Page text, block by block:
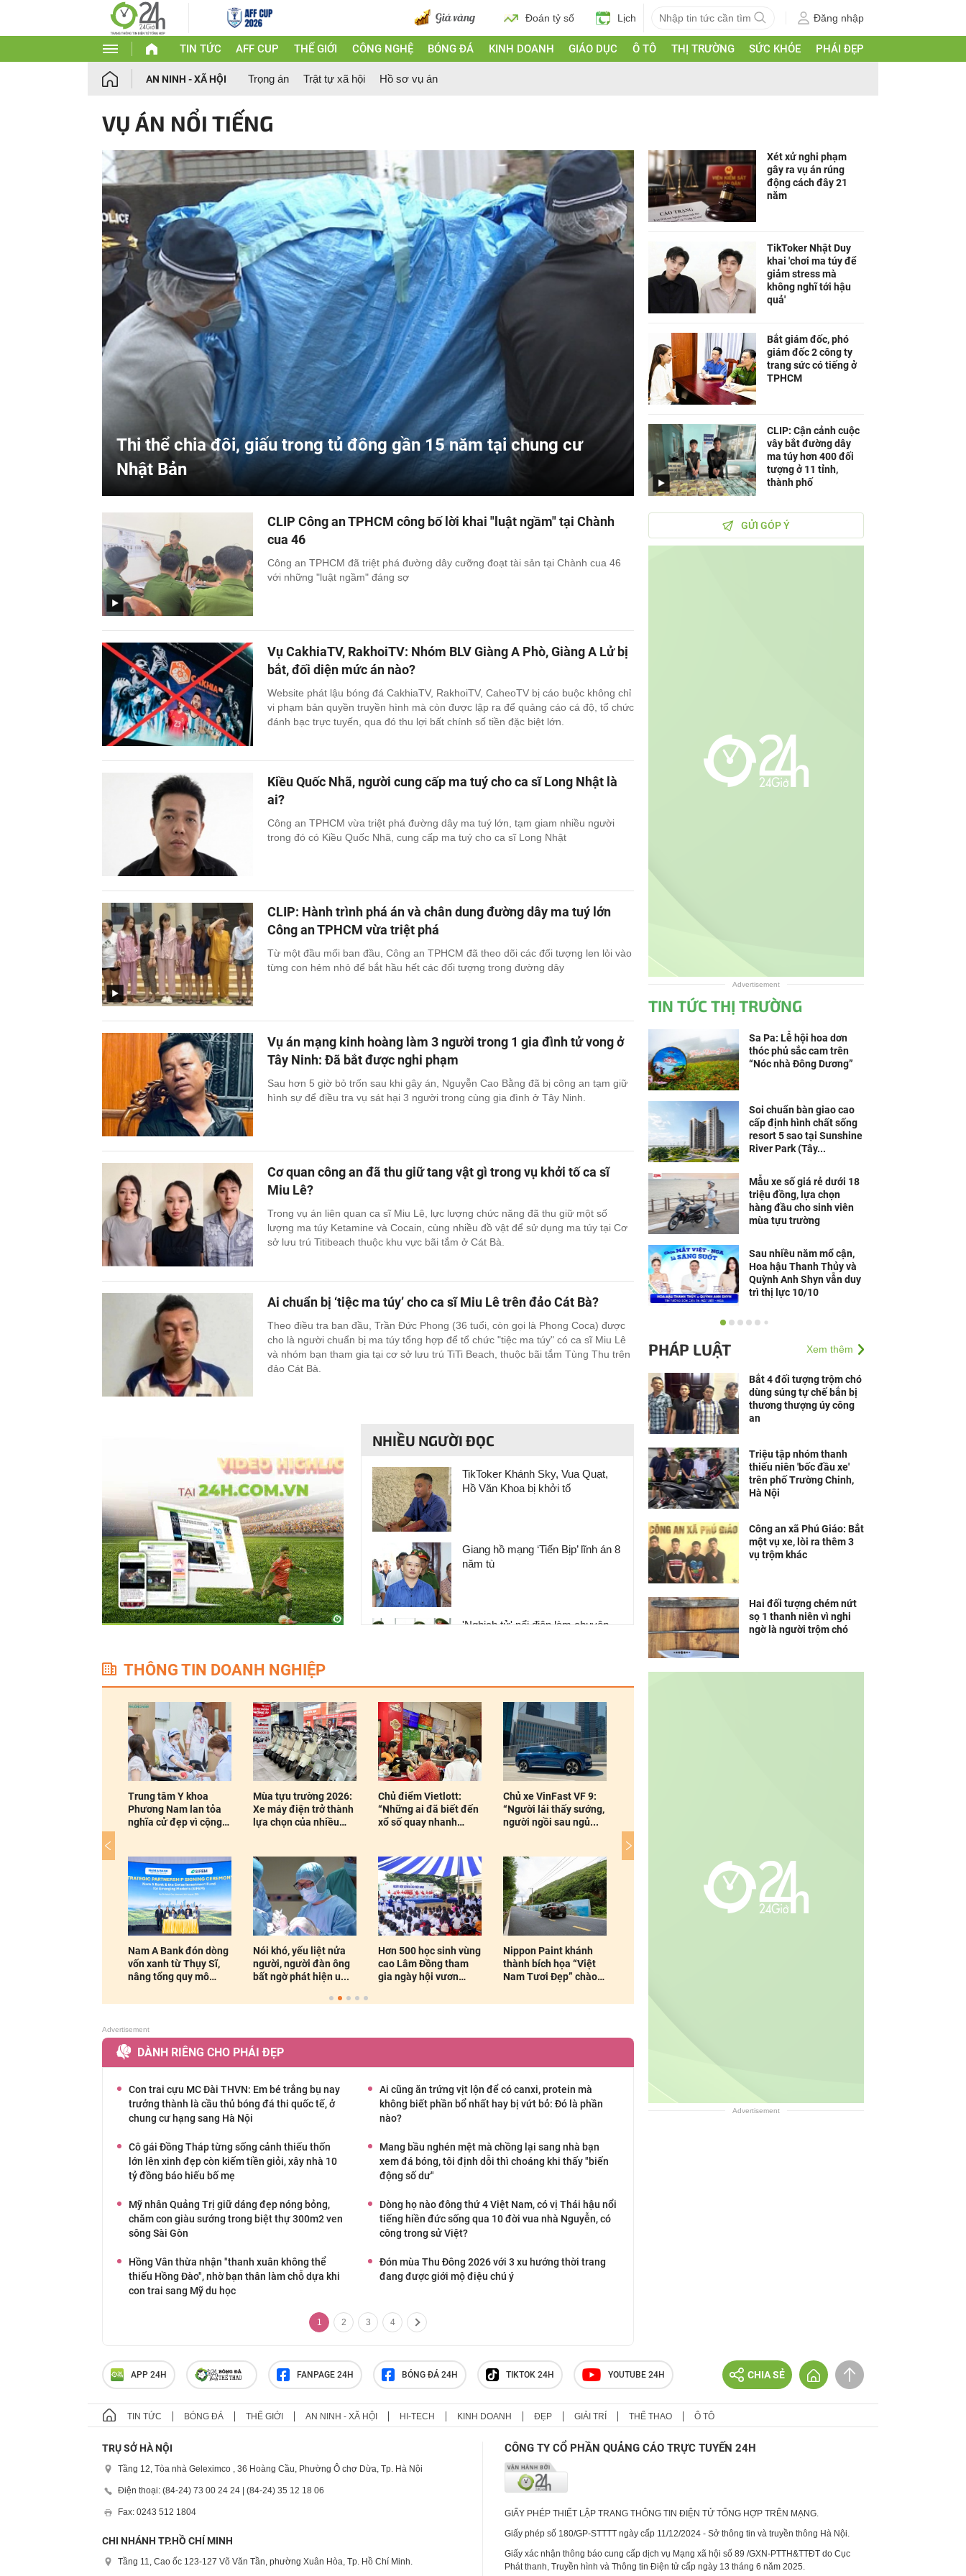
Đoán tỷ số Lịch Đăng nhập
TIN TỨC AFF CUP THẾ GIỚI CÔNG NGHỆ BÓNG ĐÁ KINH DOANH GIÁO DỤC Ô TÔ THỊ TRƯỜNG SỨC KHỎE PHÁI ĐẸP
AN NINH - XÃ HỘI Trọng án Trật tự xã hội Hồ sơ vụ án
VỤ ÁN NỔI TIẾNG
Thi thể chia đôi, giấu trong tủ đông gần 15 năm tại chung cư
Nhật Bản
Xét xử nghi phạm
gây ra vụ án rúng
động cách đây 21
năm
TikToker Nhật Duy
khai 'chơi ma túy để
giảm stress mà
không nghĩ tới hậu
quả'
Bắt giám đốc, phó
giám đốc 2 công ty
trang sức có tiếng ở
TPHCM
CLIP: Cận cảnh cuộc
vây bắt đường dây
ma túy hơn 400 đối
tượng ở 11 tỉnh,
thành phố
CLIP Công an TPHCM công bố lời khai "luật ngầm" tại Chành
cua 46
Công an TPHCM đã triệt phá đường dây cưỡng đoạt tài sản tại Chành cua 46
với những "luật ngầm" đáng sợ
Vụ CakhiaTV, RakhoiTV: Nhóm BLV Giàng A Phò, Giàng A Lử bị
bắt, đối diện mức án nào?
Website phát lậu bóng đá CakhiaTV, RakhoiTV, CaheoTV bị cáo buộc không chỉ
vi phạm bản quyền truyền hình mà còn được lập ra để quảng cáo cá độ, tổ chức
đánh bạc trực tuyến, qua đó thu lợi bất chính số tiền đặc biệt lớn.
Kiều Quốc Nhã, người cung cấp ma tuý cho ca sĩ Long Nhật là
ai?
Công an TPHCM vừa triệt phá đường dây ma tuý lớn, tạm giam nhiều người
trong đó có Kiều Quốc Nhã, cung cấp ma tuý cho ca sĩ Long Nhật
CLIP: Hành trình phá án và chân dung đường dây ma tuý lớn
Công an TPHCM vừa triệt phá
Từ một đầu mối ban đầu, Công an TPHCM đã theo dõi các đối tượng len lỏi vào
từng con hẻm nhỏ để bắt hầu hết các đối tượng trong đường dây
Vụ án mạng kinh hoàng làm 3 người trong 1 gia đình tử vong ở
Tây Ninh: Đã bắt được nghi phạm
Sau hơn 5 giờ bỏ trốn sau khi gây án, Nguyễn Cao Bằng đã bị công an tạm giữ
hình sự để điều tra vụ sát hại 3 người trong cùng gia đình ở Tây Ninh.
Cơ quan công an đã thu giữ tang vật gì trong vụ khởi tố ca sĩ
Miu Lê?
Trong vụ án liên quan ca sĩ Miu Lê, lực lượng chức năng đã thu giữ một số
lượng ma túy Ketamine và Cocain, cùng nhiều đồ vật để sử dụng ma túy tại Cơ
sở lưu trú Titibeach thuộc khu vực bãi tắm ở Cát Bà.
Ai chuẩn bị ‘tiệc ma túy’ cho ca sĩ Miu Lê trên đảo Cát Bà?
Theo điều tra ban đầu, Trần Đức Phong (36 tuổi, còn gọi là Phong Coca) được
cho là người chuẩn bị ma túy tổng hợp để tổ chức "tiệc ma túy" có ca sĩ Miu Lê
và nhóm bạn tham gia tại cơ sở lưu trú TiTi Beach, thuộc bãi tắm Tùng Thu trên
đảo Cát Bà.
NHIỀU NGƯỜI ĐỌC
TikToker Khánh Sky, Vua Quạt,
Hồ Văn Khoa bị khởi tố
Giang hồ mạng ‘Tiến Bịp’ lĩnh án 8
năm tù
'Nghịch tử' nổi điên làm chuyện
Clip: Người phụ nữ đi chợ bất
ngờ bị đâm trọng thương
THÔNG TIN DOANH NGHIỆP
Mùa tựu trường 2026:
Xe máy điện trở thành
lựa chọn của nhiều
Nói khó, yếu liệt nửa
người, người đàn ông
bất ngờ phát hiện u...
Chủ điểm Vietlott:
“Những ai đã biết đến
xổ số quay nhanh
Hơn 500 học sinh vùng
cao Lâm Đồng tham
gia ngày hội vươn
Chủ xe VinFast VF 9:
“Người lái thấy sướng,
người ngồi sau ngủ...
Nippon Paint khánh
thành bích họa “Việt
Nam Tươi Đẹp” chào
Soi chuẩn bàn giao
cao cấp định hình chất
sống resort 5 sao tại...
Mẫu xe số giá rẻ dưới
18 triệu đồng, lựa
chọn hàng đầu cho
đặc...
DÀNH RIÊNG CHO PHÁI ĐẸP
Con trai cựu MC Đài THVN: Em bé trắng bụ nay
trưởng thành là cầu thủ bóng đá thi quốc tế, ở
chung cư hạng sang Hà Nội
Ai cũng ăn trứng vịt lộn để có canxi, protein mà
không biết phần bổ nhất hay bị vứt bỏ: Đó là phần
nào?
Cô gái Đồng Tháp từng sống cảnh thiếu thốn
lớn lên xinh đẹp còn kiếm tiền giỏi, xây nhà 10
tỷ đồng báo hiếu bố mẹ
Mang bầu nghén mệt mà chồng lại sang nhà bạn
xem đá bóng, tôi định dỗi thì choáng khi thấy "biến
động số dư"
Mỹ nhân Quảng Trị giữ dáng đẹp nóng bỏng,
chăm con giàu sướng trong biệt thự 300m2 ven
sông Sài Gòn
Dòng họ nào đông thứ 4 Việt Nam, có vị Thái hậu nổi
tiếng hiền đức sống qua 10 đời vua nhà Nguyễn, có
công trong sử Việt?
Hồng Vân thừa nhận "thanh xuân không thể
thiếu Hồng Đào", nhờ bạn thân làm chỗ dựa khi
con trai sang Mỹ du học
Đón mùa Thu Đông 2026 với 3 xu hướng thời trang
đang được giới mộ điệu chú ý
1 2 3 4
GỬI GÓP Ý
Advertisement
TIN TỨC THỊ TRƯỜNG
Sa Pa: Lễ hội hoa dơn
thóc phủ sắc cam trên
“Nóc nhà Đông Dương”
Soi chuẩn bàn giao cao
cấp định hình chất sống
resort 5 sao tại Sunshine
River Park (Tây...
Mẫu xe số giá rẻ dưới 18
triệu đồng, lựa chọn
hàng đầu cho sinh viên
mùa tựu trường
Sau nhiều năm mổ cận,
Hoa hậu Thanh Thủy và
Quỳnh Anh Shyn vẫn duy
trì thị lực 10/10
Sức hút căn hộ biển
Khai thác thực, vận hành
Thế Giới Di Động biến
ngày nhận Galaxy Z8
thành trải nghiệm đặc
bằng...
PHÁP LUẬT Xem thêm
Bắt 4 đối tượng trộm chó
dùng súng tự chế bắn bị
thương thượng úy công
an
Triệu tập nhóm thanh
thiếu niên 'bốc đầu xe'
trên phố Trường Chinh,
Hà Nội
Công an xã Phú Giáo: Bắt
một vụ xe, lòi ra thêm 3
vụ trộm khác
Hai đối tượng chém nứt
sọ 1 thanh niên vì nghi
ngờ là người trộm chó
Advertisement
APP 24H FANPAGE 24H BÓNG ĐÁ 24H TIKTOK 24H YOUTUBE 24H CHIA SẺ
TIN TỨC BÓNG ĐÁ THẾ GIỚI AN NINH - XÃ HỘI HI-TECH KINH DOANH ĐẸP GIẢI TRÍ THỂ THAO Ô TÔ
TRỤ SỞ HÀ NỘI
Tầng 12, Tòa nhà Geleximco , 36 Hoàng Cầu, Phường Ô chợ Dừa, Tp. Hà Nội
Điện thoại: (84-24) 73 00 24 24 | (84-24) 35 12 18 06
Fax: 0243 512 1804
CHI NHÁNH TP.HỒ CHÍ MINH
Tầng 11, Cao ốc 123-127 Võ Văn Tần, phường Xuân Hòa, Tp. Hồ Chí Minh.
CÔNG TY CỔ PHẦN QUẢNG CÁO TRỰC TUYẾN 24H
GIẤY PHÉP THIẾT LẬP TRANG THÔNG TIN ĐIỆN TỬ TỔNG HỢP TRÊN MẠNG.
Giấy phép số 180/GP-STTTT ngày cấp 11/12/2024 - Sở thông tin và truyền thông Hà Nội.
Giấy xác nhận thông báo cung cấp dịch vụ Mạng xã hội số 89 /GXN-PTTH&TTĐT do Cục
Phát thanh, Truyền hình và Thông tin Điện tử cấp ngày 13 tháng 6 năm 2025.